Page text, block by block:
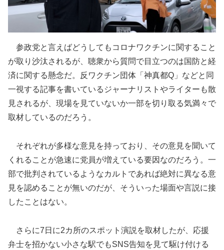
参政党と言えばどうしてもコロナワクチンに関すること
が取り沙汰されるが、聴衆から質問で目立つのは国防と経
済に関する懸念だ。反ワクチン団体「神真都Q」などと同
一視する記事を書いているジャーナリストやライターも散
見されるが、現場を見ていないか一部を切り取る気満々で
取材しているのだろう。
それぞれが多様な意見を持っており、その意見を聞いて
くれることが急速に党員が増えている要因なのだろう。一
部で批判されているようなカルトであれば絶対に異なる意
見を認めることが無いのだが、そういった場面や言説に接
したことはない。
さらに7日に2カ所のスポット演説を取材したが、応援
弁士を招かない小さな駅でもSNS告知を見て駆け付ける